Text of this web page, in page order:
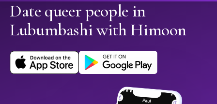
Date queer people in
Lubumbashi with Himoon